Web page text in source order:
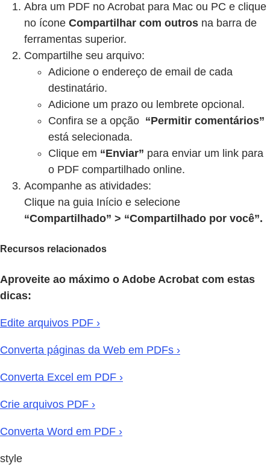
Abra um PDF no Acrobat para Mac ou PC e clique
no ícone Compartilhar com outros na barra de
ferramentas superior.
Compartilhe seu arquivo:
Adicione o endereço de email de cada
destinatário.
Adicione um prazo ou lembrete opcional.
Confira se a opção “Permitir comentários”
está selecionada.
Clique em “Enviar” para enviar um link para
o PDF compartilhado online.
Acompanhe as atividades:
Clique na guia Início e selecione
“Compartilhado” > “Compartilhado por você”.
Recursos relacionados
Aproveite ao máximo o Adobe Acrobat com estas
dicas:
Edite arquivos PDF ›
Converta páginas da Web em PDFs ›
Converta Excel em PDF ›
Crie arquivos PDF ›
Converta Word em PDF ›
style